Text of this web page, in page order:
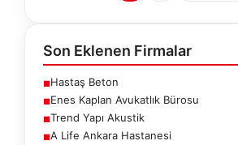
Son Eklenen Firmalar
■Hastaş Beton
■Enes Kaplan Avukatlık Bürosu
■Trend Yapı Akustik
■A Life Ankara Hastanesi